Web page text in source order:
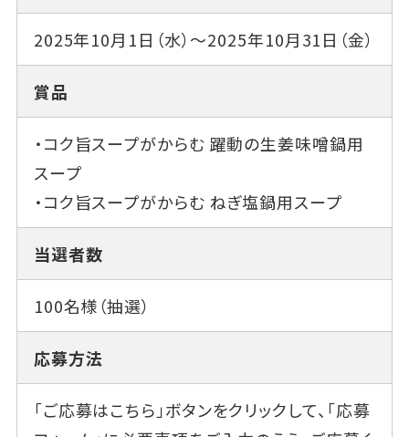
2025年10月1日（水）～2025年10月31日（金）
賞品
・コク旨スープがからむ 躍動の生姜味噌鍋用
スープ
・コク旨スープがからむ ねぎ塩鍋用スープ
当選者数
100名様（抽選）
応募方法
「ご応募はこちら」ボタンをクリックして、「応募